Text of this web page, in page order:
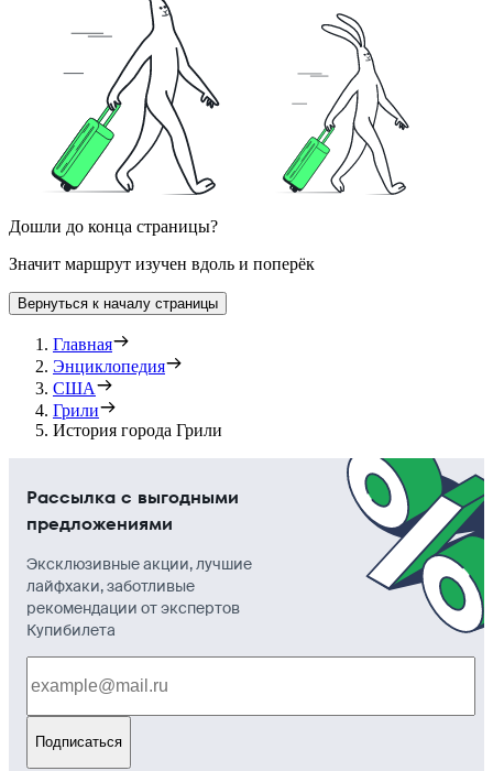
Дошли до конца страницы?
Значит маршрут изучен вдоль и поперёк
Вернуться к началу страницы
Главная
Энциклопедия
США
Грили
История города Грили
Рассылка с выгодными
предложениями
Эксклюзивные акции, лучшие
лайфхаки, заботливые
рекомендации от экспертов
Купибилета
Подписаться